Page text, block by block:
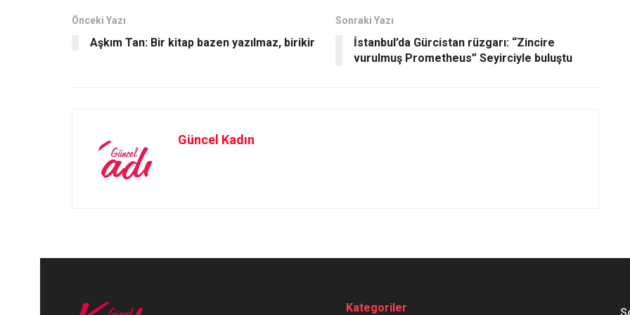
o
k
n
Önceki Yazı
Aşkım Tan: Bir kitap bazen yazılmaz, birikir
Sonraki Yazı
İstanbul’da Gürcistan rüzgarı: “Zincire
vurulmuş Prometheus” Seyirciyle buluştu
Güncel Kadın
Kategoriler